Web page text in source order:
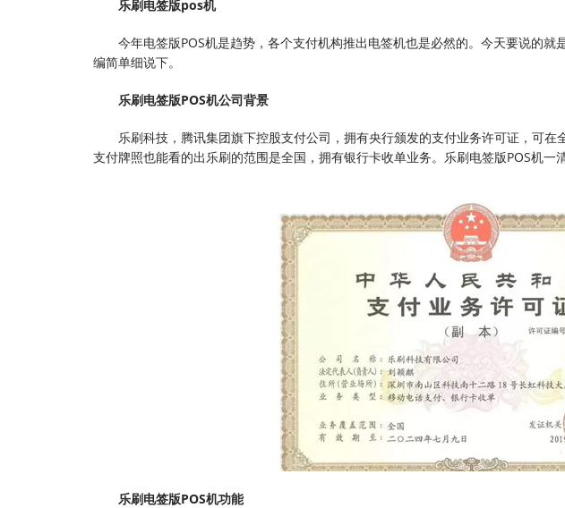
乐刷电签版pos机
今年电签版POS机是趋势，各个支付机构推出电签机也是必然的。今天要说的
编简单细说下。
乐刷电签版POS机公司背景
乐刷科技，腾讯集团旗下控股支付公司，拥有央行颁发的支付业务许可证，可
支付牌照也能看的出乐刷的范围是全国，拥有银行卡收单业务。乐刷电签版POS机一
乐刷电签版POS机功能